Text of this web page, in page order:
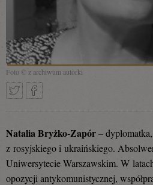
Foto © z archiwum autorki
się
Natalia Bryżko-Zapór–
z rosyjskiego i ukraińskiego.
Uniwersytecie Warszawskim. W
opozycji antykomunistycznej,